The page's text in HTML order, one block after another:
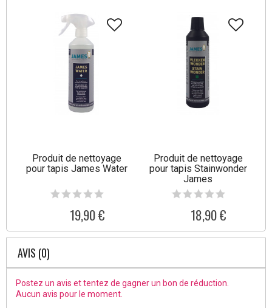
Produit de nettoyage
pour tapis James Water
19,90 €
Produit de nettoyage
pour tapis Stainwonder
James
18,90 €
AVIS (0)
Postez un avis et tentez de gagner un bon de réduction.
Aucun avis pour le moment.